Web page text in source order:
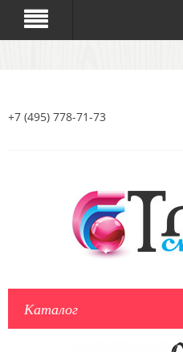
+7 (495) 778-71-73
Каталог